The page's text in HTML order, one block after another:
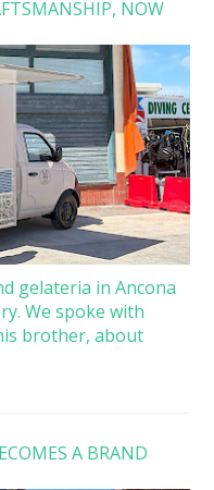
NOW
gelateria in Ancona
We spoke with
brother, about
A BRAND